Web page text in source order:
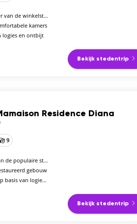
winkelstraat Nowy Swiat
kamers
logies en ontbijt
Bekijk stedentrip
Residence Diana
9
straat Nowy Swift
gebouw
logies of logies en ontbijt
Bekijk stedentrip